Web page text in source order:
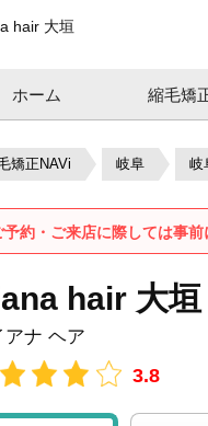
hair 大垣
ホーム 縮毛矯
矯正NAVi 岐阜 岐
予約・ご来店に際しては事
hair 大垣
アナ ヘア
3.8